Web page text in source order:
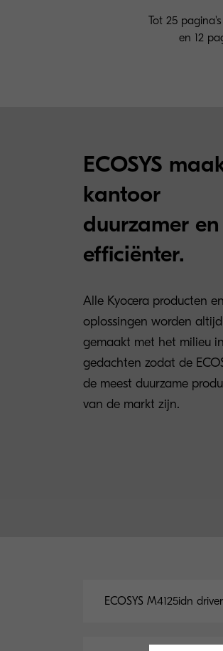
Tot 25
en 12
ECOSYS
kantoor
duurzamer en
efficiënter.
Alle Kyocera producten en
oplossingen worden altijd
gemaakt met het milieu in
gedachten zodat de
de meest duurzame
van de markt zijn.
ECOSYS M4125idn